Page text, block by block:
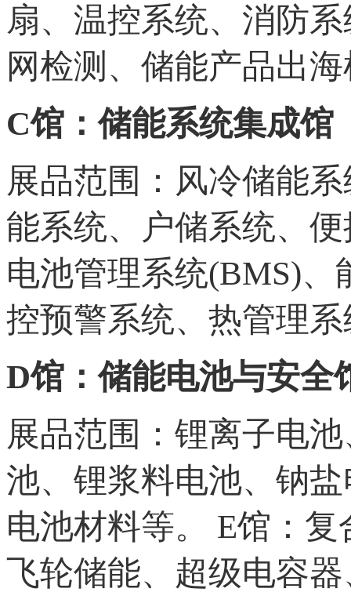
扇、温控系统、消防
网检测、储能产品出
C馆：储能系统集成馆
展品范围：风冷储能
能系统、户储系统、
电池管理系统(BMS)
控预警系统、热管理
D馆：储能电池与安全
展品范围：锂离子电
池、锂浆料电池、钠
电池材料等。 E馆：
飞轮储能、超级电容